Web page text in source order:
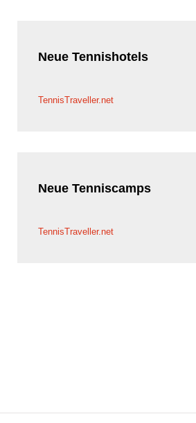
Neue Tennishotels
TennisTraveller.net
Neue Tenniscamps
TennisTraveller.net